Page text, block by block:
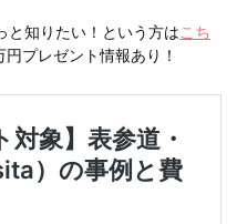
と知りたい！という方はこち
プレゼント情報あり！